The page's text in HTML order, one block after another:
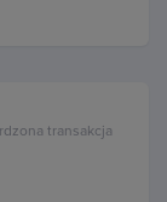
transakcja